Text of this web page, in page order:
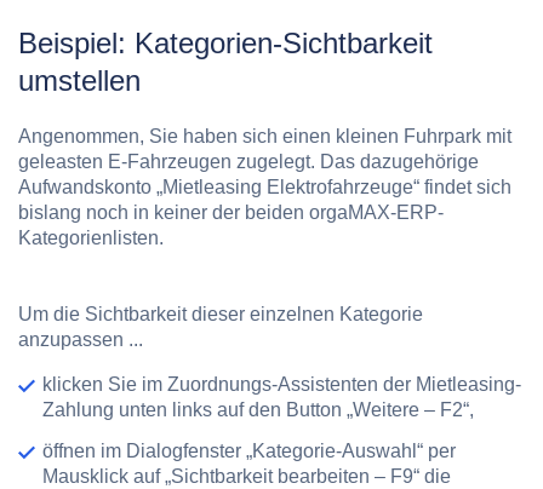
Beispiel: Kategorien-Sichtbarkeit
umstellen
Angenommen, Sie haben sich einen kleinen Fuhrpark mit
geleasten E-Fahrzeugen zugelegt. Das dazugehörige
Aufwandskonto „Mietleasing Elektrofahrzeuge“ findet sich
bislang noch in keiner der beiden orgaMAX-ERP-
Kategorienlisten.
Um die Sichtbarkeit dieser einzelnen Kategorie
anzupassen ...
klicken Sie im Zuordnungs-Assistenten der Mietleasing-
Zahlung unten links auf den Button „Weitere – F2“,
öffnen im Dialogfenster „Kategorie-Auswahl“ per
Mausklick auf „Sichtbarkeit bearbeiten – F9“ die